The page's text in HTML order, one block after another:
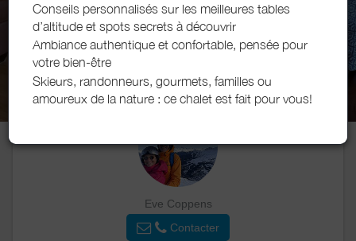
Conseils personnalisés sur les meilleures tables
d’altitude et spots secrets à découvrir
Ambiance authentique et confortable, pensée pour
votre bien-être
Skieurs, randonneurs, gourmets, familles ou
amoureux de la nature : ce chalet est fait pour vous!
Eve Coppens
Contacter